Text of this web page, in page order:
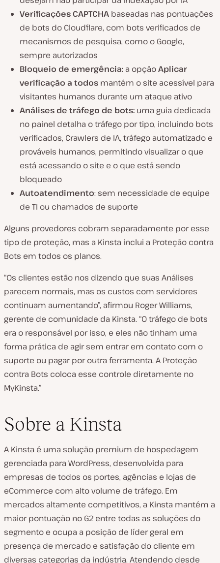
Verificações CAPTCHA baseadas nas pontuações
de bots do Cloudflare, com bots verificados de
mecanismos de pesquisa, como o Google,
sempre autorizados
Bloqueio de emergência: a opçãoAplicar
verificação a todos mantém o site acessível para
visitantes humanos durante um ataque ativo
Análises de tráfego de bots: uma guia dedicada
no painel detalha o tráfego por tipo, incluindo bots
verificados, Crawlers de IA, tráfego automatizado e
prováveis humanos, permitindo visualizar o que
está acessando o site e o que está sendo
bloqueado
Autoatendimento: sem necessidade de equipe
de TI ou chamados de suporte
Alguns provedores cobram separadamente por esse
tipo de proteção, mas a Kinsta inclui a Proteção contra
Bots em todos os planos.
“Os clientes estão nos dizendo que suas Análises
parecem normais, mas os custos com servidores
continuam aumentando”, afirmou Roger Williams,
gerente de comunidade da Kinsta. “O tráfego de bots
era o responsável por isso, e eles não tinham uma
forma prática de agir sem entrar em contato com o
suporte ou pagar por outra ferramenta. A Proteção
contra Bots coloca esse controle diretamente no
MyKinsta.”
Sobre a Kinsta
A Kinsta é uma solução premium de hospedagem
gerenciada para WordPress, desenvolvida para
empresas de todos os portes, agências e lojas de
eCommerce com alto volume de tráfego. Em
mercados altamente competitivos, a Kinsta mantém a
maior pontuação no G2 entre todas as soluções do
segmento e ocupa a posição de líder geral em
presença de mercado e satisfação do cliente em
diversas categorias da indústria. Atendendo desde